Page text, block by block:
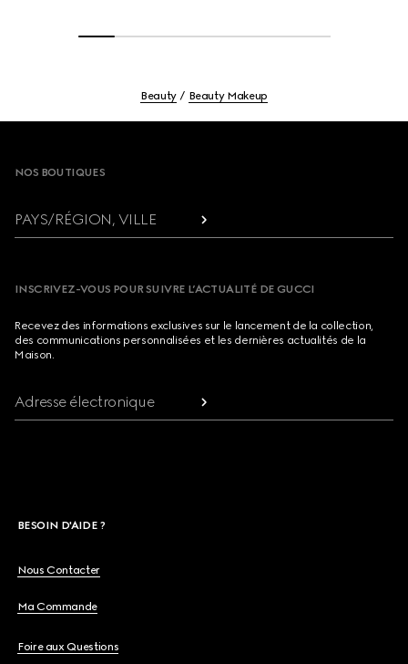
Beauty Beauty Makeup
NOS BOUTIQUES
PAYS/RÉGION, VILLE
INSCRIVEZ-VOUS POUR SUIVRE L’ACTUALITÉ DE GUCCI
Recevez des informations exclusives sur le lancement de la collection,
des communications personnalisées et les dernières actualités de la
Maison.
Adresse électronique
BESOIN D'AIDE ?
Nous Contacter
Ma Commande
Foire aux Questions